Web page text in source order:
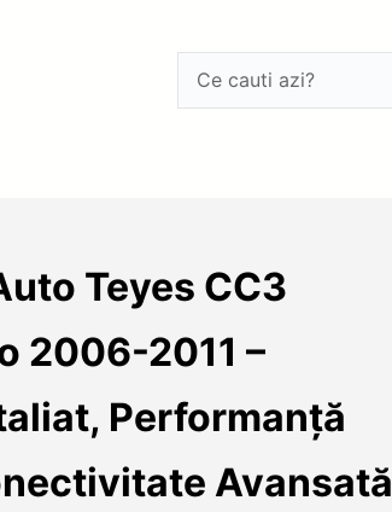
Teyes CC3
2006-2011 –
Performanță
Avansată